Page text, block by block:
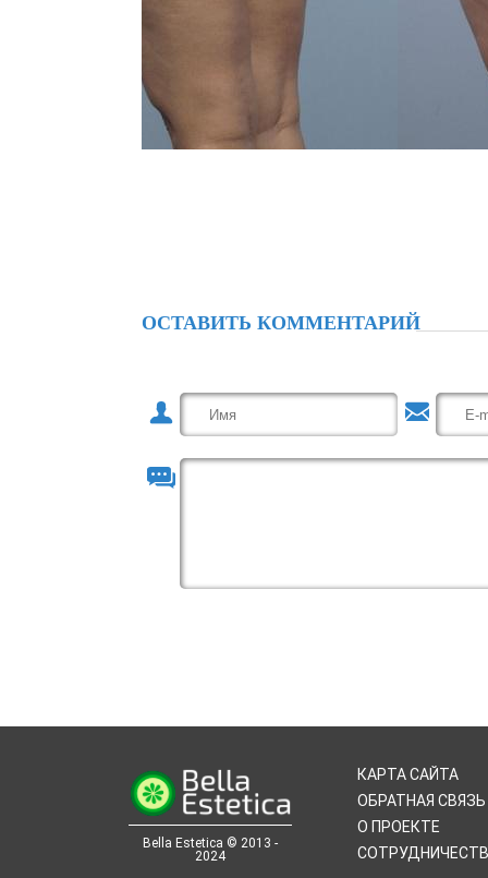
ОСТАВИТЬ КОММЕНТАРИЙ
Bella Estetica © 2013 -
2024
КАРТА САЙТА
ОБРАТНАЯ СВЯЗЬ
О ПРОЕКТЕ